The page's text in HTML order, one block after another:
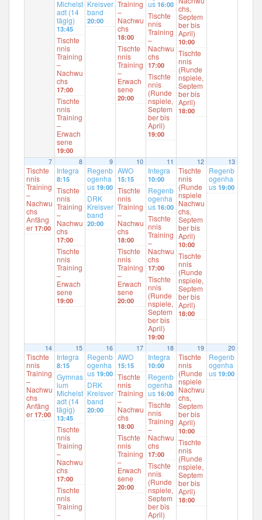
Michelst
adt (14
tägig)
13:45
Tischte
nnis
Training
–
Nachwu
chs
17:00
Tischte
nnis
Training
–
Erwach
sene
19:00
Kreisver
band
20:00
Training
–
Nachwu
chs
18:00
Tischte
nnis
Training
–
Erwach
sene
20:00
us 16:00
Tischte
nnis
Training
–
Nachwu
chs
17:00
Tischte
nnis
(Runde
nspiele,
Septem
ber bis
April)
19:00
chs,
Septem
ber bis
April)
10:00
Tischte
nnis
(Runde
nspiele,
Septem
ber bis
April)
18:00
7
Tischte
nnis
Training
–
Nachwu
chs
Anfäng
er 17:00
8
Integra
8:15
Tischte
nnis
Training
–
Nachwu
chs
17:00
Tischte
nnis
Training
–
Erwach
sene
19:00
9
Regenb
ogenha
us 19:00
DRK
Kreisver
band
20:00
10
AWO
15:15
Tischte
nnis
Training
–
Nachwu
chs
18:00
Tischte
nnis
Training
–
Erwach
sene
20:00
11
Integra
10:00
Regenb
ogenha
us 16:00
Tischte
nnis
Training
–
Nachwu
chs
17:00
Tischte
nnis
(Runde
nspiele,
Septem
ber bis
April)
19:00
12
Tischte
nnis
(Runde
nspiele
Nachwu
chs,
Septem
ber bis
April)
10:00
Tischte
nnis
(Runde
nspiele,
Septem
ber bis
April)
18:00
13
Regenb
ogenha
us 19:00
14
Tischte
nnis
Training
–
Nachwu
chs
Anfäng
er 17:00
15
Integra
8:15
Gymnas
ium
Michelst
adt (14
tägig)
13:45
Tischte
nnis
Training
–
Nachwu
chs
17:00
Tischte
nnis
Training
–
16
Regenb
ogenha
us 19:00
DRK
Kreisver
band
20:00
17
AWO
15:15
Tischte
nnis
Training
–
Nachwu
chs
18:00
Tischte
nnis
Training
–
Erwach
sene
20:00
18
Integra
10:00
Regenb
ogenha
us 16:00
Tischte
nnis
Training
–
Nachwu
chs
17:00
Tischte
nnis
(Runde
nspiele,
Septem
ber bis
April)
19
Tischte
nnis
(Runde
nspiele
Nachwu
chs,
Septem
ber bis
April)
10:00
Tischte
nnis
(Runde
nspiele,
Septem
ber bis
April)
18:00
20
Regenb
ogenha
us 19:00